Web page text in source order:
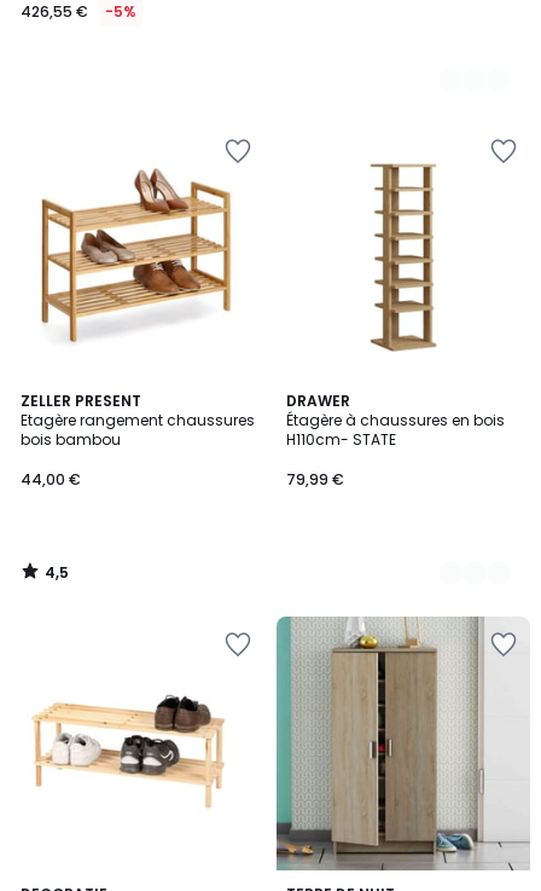
426,55 € -5%
ZELLER PRESENT
Etagère rangement chaussures
bois bambou
44,00 €
4,5
/ 5
4,5
/
DRAWER
Étagère à chaussures en bois
H110cm- STATE
79,99 €
3
Couleurs